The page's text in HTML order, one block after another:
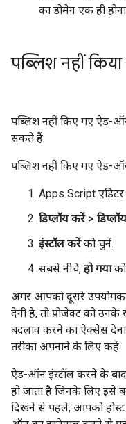
का डोमेन एक ही
पब्लिश नहीं
पब्लिश नहीं किए गए ऐड-
सकते हैं.
पब्लिश नहीं किए गए ऐड-
Apps Script एडिटर
डिप्लॉय करें >
इंस्टॉल करेंको चुनें.
सबसे नीचे, हो गया
अगर आपको दूसरे
देनी है, तो प्रोजेक्ट को
बदलाव करने का ऐक्सेस देना
तरीका अपनाने के लिए कहें.
ऐड-ऑन इंस्टॉल करने के
हो जाता है जिनके लिए इसे
दिखने से पहले, आपको होस्ट